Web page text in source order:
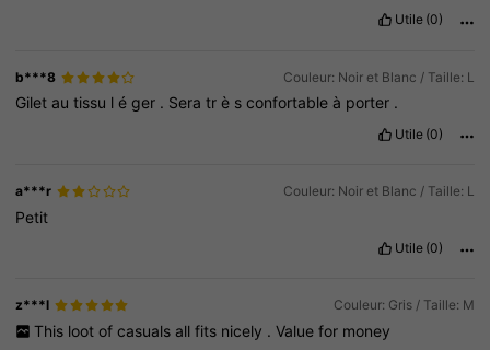
Utile (0)
b***8 Couleur: Noir et Blanc / Taille: L
Gilet autissu léger . Seratrè sconfortable à porter .
Utile (0)
a***r Couleur: Noir et Blanc / Taille: L
Petit
Utile (0)
z***l Couleur: Gris / Taille: M
This loot of casuals all fits nicely . Value for money